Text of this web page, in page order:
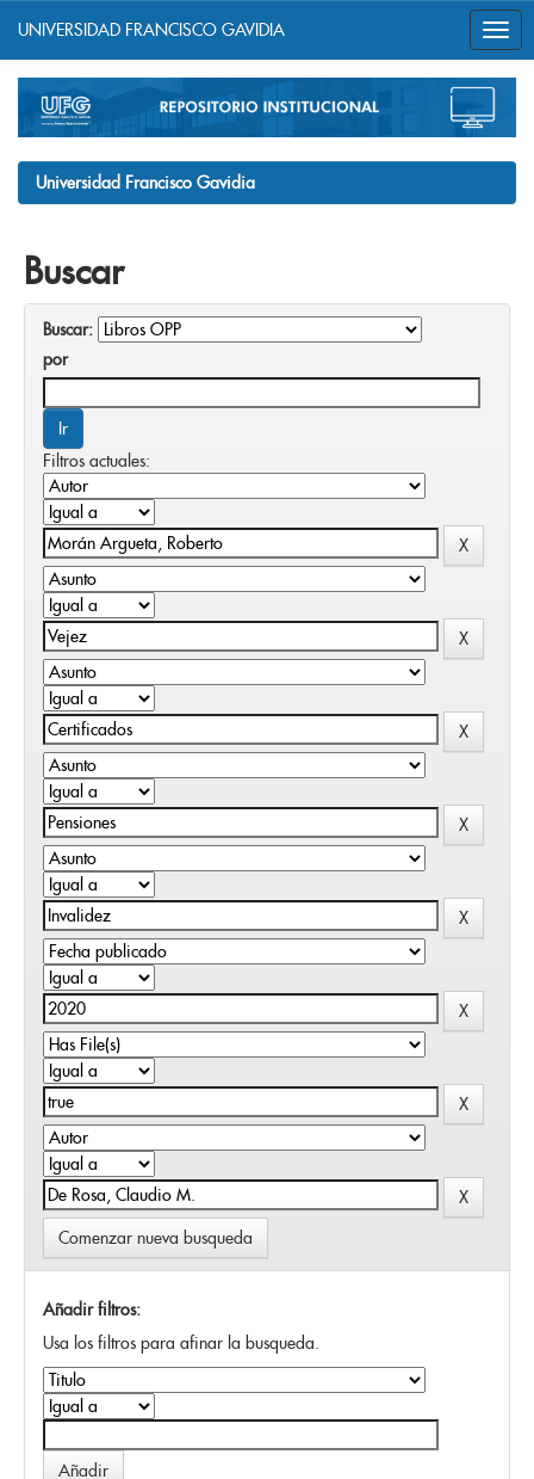
navigation
UNIVERSIDAD FRANCISCO GAVIDIA
Universidad Francisco Gavidia
Buscar
Buscar:
por
Filtros actuales:
Comenzar nueva busqueda
Añadir filtros:
Usa los filtros para afinar la busqueda.